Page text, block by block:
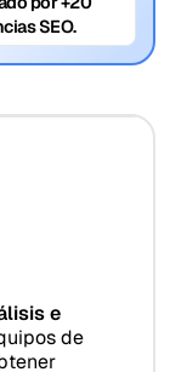
SEO.
e
de